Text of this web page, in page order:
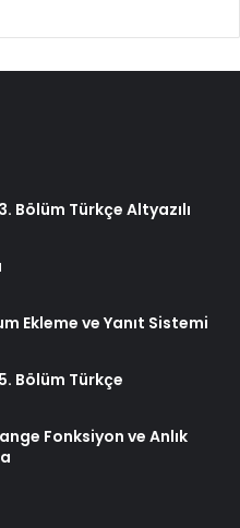
Bölüm Türkçe Altyazılı
Ekleme ve Yanıt Sistemi
Bölüm Türkçe
Fonksiyon ve Anlık